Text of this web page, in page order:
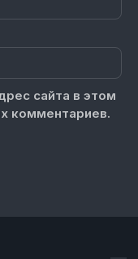
сайта в этом
комментариев.